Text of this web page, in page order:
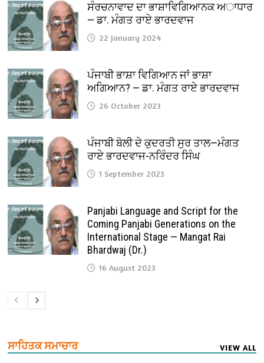
ਸੰਰਚਨਾਵਾਦ ਦਾ ਭਾਸ਼ਾਵਿਗਿਆਨਕ ਅਾਧਾਰ
— ਡਾ. ਮੰਗਤ ਰਾਏ ਭਾਰਦਵਾਜ
22 January 2024
ਪੰਜਾਬੀ ਭਾਸ਼ਾ ਵਿਗਿਆਨ ਜਾਂ ਭਾਸ਼ਾ
ਅਗਿਆਨ? — ਡਾ. ਮੰਗਤ ਰਾਏ ਭਾਰਦਵਾਜ
26 October 2023
ਪੰਜਾਬੀ ਬੋਲੀ ਦੇ ਕੁਦਰਤੀ ਸੁਰ ਤਾਲ—ਮੰਗਤ
ਰਾਏ ਭਾਰਦਵਾਜ-ਨਰਿੰਦਰ ਸਿੰਘ
1 September 2023
Panjabi Language and Script for the
Coming Panjabi Generations on the
International Stage — Mangat Rai
Bhardwaj (Dr.)
16 August 2023
ਸਾਹਿਤਕ ਸਮਾਚਾਰ VIEW ALL